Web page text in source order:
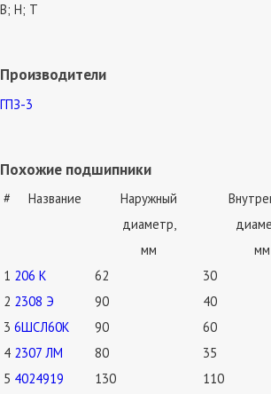
В; Н; Т
Производители
ГПЗ-3
Похожие подшипники
# Название
Наружный
диаметр,
мм
мм
1 206 К 62 30
2 2308 Э 90 40
3 6ШСЛ60К 90 60
4 2307 ЛМ 80 35
5 4024919 130 110